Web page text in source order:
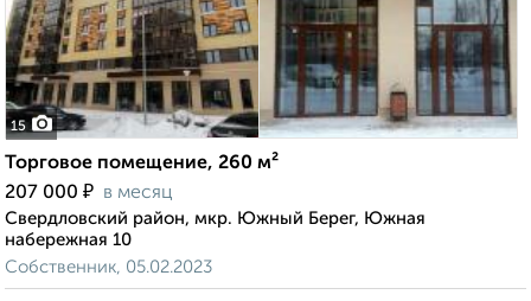
15
Торговое помещение, 260 м²
207 000 ₽ в месяц
Свердловский район, мкр. Южный Берег, Южная
набережная 10
Собственник, 05.02.2023